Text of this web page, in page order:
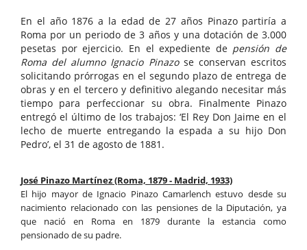
En el año 1876 a la edad de 27 años Pinazo partiría a
Roma por un periodo de 3 años y una dotación de 3.000
pesetas por ejercicio. En el expediente de pensión de
Roma del alumno Ignacio Pinazose conservan escritos
solicitando prórrogas en el segundo plazo de entrega de
obras y en el tercero y definitivo alegando necesitar más
tiempo para perfeccionar su obra. Finalmente Pinazo
entregó el último de los trabajos: ‘El Rey Don Jaime en el
lecho de muerte entregando la espada a su hijo Don
Pedro’, el 31 de agosto de 1881.
José Pinazo Martínez (Roma, 1879 - Madrid, 1933)
El hijo mayor de Ignacio Pinazo Camarlench estuvo desde su
nacimiento relacionado con las pensiones de la Diputación, ya
que nació en Roma en 1879 durante la estancia como
pensionado de su padre.